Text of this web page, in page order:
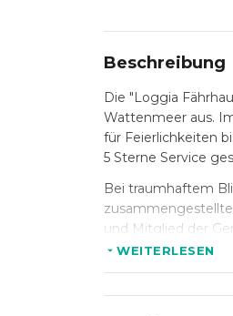
Beschreibung
Die "Loggia
Wattenmeer aus.
für Feierlichkeiten
5 Sterne Service
Bei traumhaftem
und Mitglied der
internationalen
WEITERLESEN